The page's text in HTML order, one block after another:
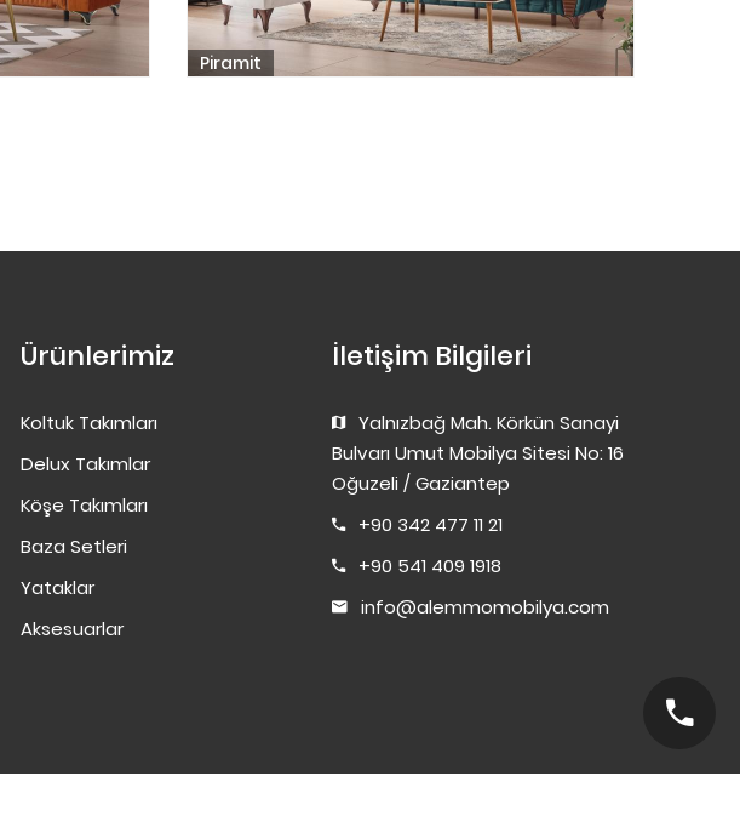
Piramit
Ürünlerimiz
Koltuk Takımları
Delux Takımlar
Köşe Takımları
Baza Setleri
Yataklar
Aksesuarlar
İletişim Bilgileri
Yalnızbağ Mah. Körkün Sanayi
Bulvarı Umut Mobilya Sitesi No: 16
Oğuzeli / Gaziantep
+90 342 477 11 21
+90 541 409 1918
info@alemmomobilya.com